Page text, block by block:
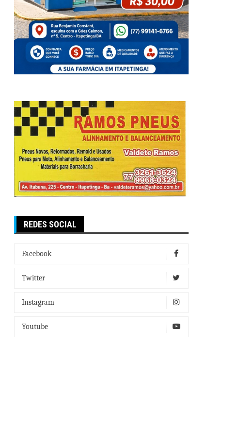
REDES SOCIAL
Facebook
Twitter
Instagram
Youtube